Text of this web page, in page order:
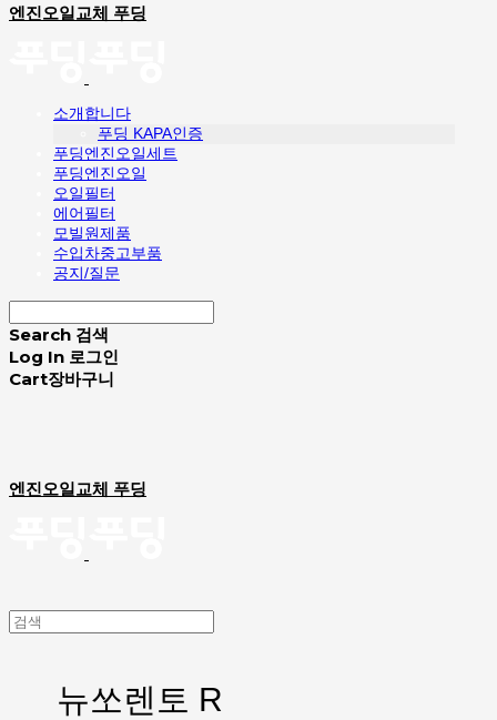
엔진오일교체 푸딩
소개합니다
푸딩 KAPA인증
푸딩엔진오일세트
푸딩엔진오일
오일필터
에어필터
모빌원제품
수입차중고부품
공지/질문
Search 검색
Log In 로그인
Cart장바구니
엔진오일교체 푸딩
뉴쏘렌토 R